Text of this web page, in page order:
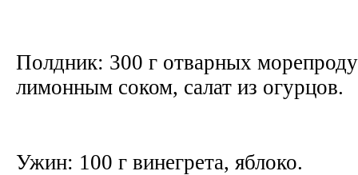
Полдник: 300 г отварных
лимонным соком, салат из огурцов.
Ужин: 100 г винегрета, яблоко.